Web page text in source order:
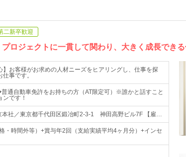
二新卒歓迎
ロジェクトに一貫して関わり、大きく成長できる
】お客様がお求めの人材ニーズをヒアリングし、仕事を探
事です。
通自動車免許をお持ちの方（AT限定可）※誰かと話すこと
です！
本社／東京都千代田区鍛冶町2-3-1 神田高野ビル7F 【雇…
・時間外等）+賞与年2回（支給実績平均4ヶ月分）+インセ